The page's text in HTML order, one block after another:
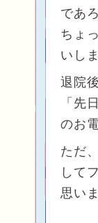
であ
ちょ
いし
退院
「先
のお
ただ
して
思い